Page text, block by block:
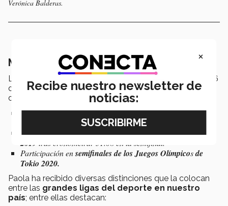
Verónica Balderas.
Más allá del deporte
Los
, se realizan del 26
de julio al 11 de agosto en París, Francia. Sus logros
deportivos más destacados son:
Medalla de plataen losJuegos Panamericanos en Lima,
Noveno lugar general en elCampeonato Mundial Doha
2019 tras cronometrar 51.08 en la semifinal.
Participación ensemifinales de los Juegos Olímpicosde
Tokio 2020.
Paola ha recibido diversas distinciones que la colocan
entre las grandes ligas del deporte en nuestro
país; entre ellas destacan:
×
Recibe nuestro newsletter de
noticias: